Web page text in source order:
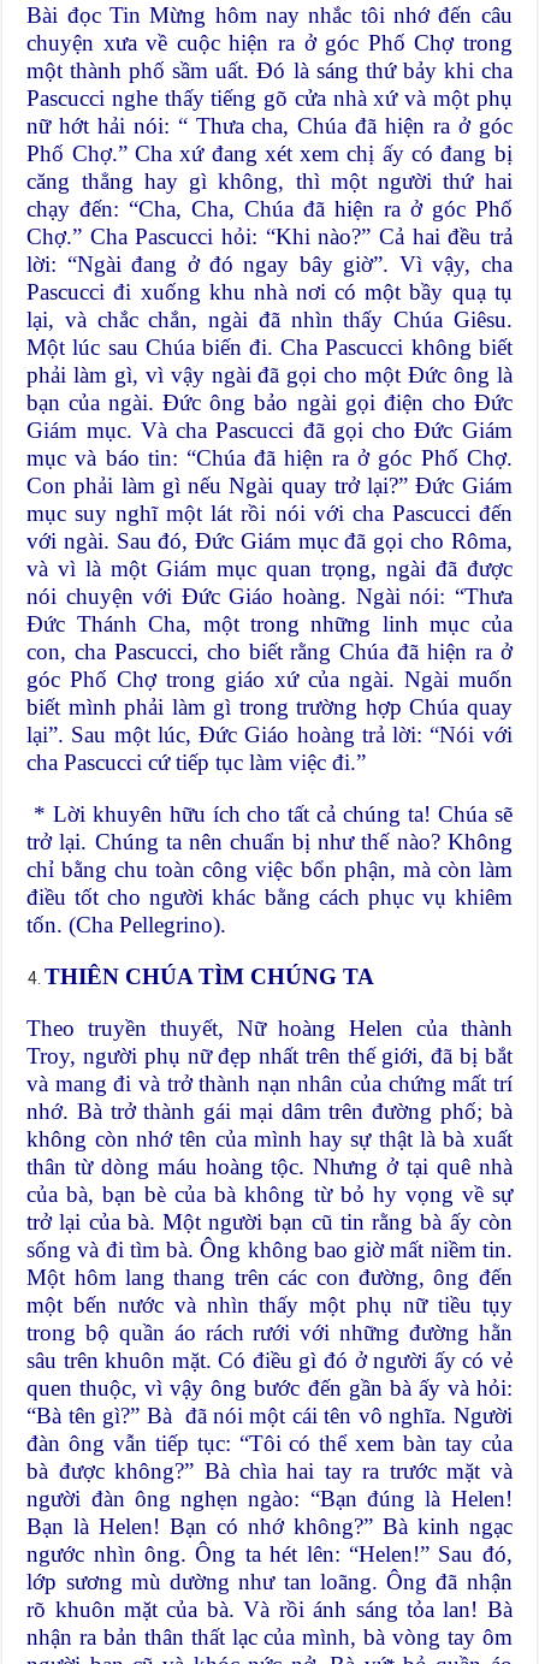
Bài đọc Tin Mừng hôm nay nhắc tôi nhớ đến câu
chuyện xưa về cuộc hiện ra ở góc Phố Chợ trong
một thành phố sầm uất. Đó là sáng thứ bảy khi cha
Pascucci nghe thấy tiếng gõ cửa nhà xứ và một phụ
nữ hớt hải nói: “ Thưa cha, Chúa đã hiện ra ở góc
Phố Chợ.” Cha xứ đang xét xem chị ấy có đang bị
căng thẳng hay gì không, thì một người thứ hai
chạy đến: “Cha, Cha, Chúa đã hiện ra ở góc Phố
Chợ.” Cha Pascucci hỏi: “Khi nào?” Cả hai đều trả
lời: “Ngài đang ở đó ngay bây giờ”. Vì vậy, cha
Pascucci đi xuống khu nhà nơi có một bầy quạ tụ
lại, và chắc chắn, ngài đã nhìn thấy Chúa Giêsu.
Một lúc sau Chúa biến đi. Cha Pascucci không biết
phải làm gì, vì vậy ngài đã gọi cho một Đức ông là
bạn của ngài. Đức ông bảo ngài gọi điện cho Đức
Giám mục. Và cha Pascucci đã gọi cho Đức Giám
mục và báo tin: “Chúa đã hiện ra ở góc Phố Chợ.
Con phải làm gì nếu Ngài quay trở lại?” Đức Giám
mục suy nghĩ một lát rồi nói với cha Pascucci đến
với ngài. Sau đó, Đức Giám mục đã gọi cho Rôma,
và vì là một Giám mục quan trọng, ngài đã được
nói chuyện với Đức Giáo hoàng. Ngài nói: “Thưa
Đức Thánh Cha, một trong những linh mục của
con, cha Pascucci, cho biết rằng Chúa đã hiện ra ở
góc Phố Chợ trong giáo xứ của ngài. Ngài muốn
biết mình phải làm gì trong trường hợp Chúa quay
lại”. Sau một lúc, Đức Giáo hoàng trả lời: “Nói với
cha Pascucci cứ tiếp tục làm việc đi.”
* Lời khuyên hữu ích cho tất cả chúng ta! Chúa sẽ
trở lại. Chúng ta nên chuẩn bị như thế nào? Không
chỉ bằng chu toàn công việc bổn phận, mà còn làm
điều tốt cho người khác bằng cách phục vụ khiêm
tốn. (Cha Pellegrino).
THIÊN CHÚA TÌM CHÚNG TA
Theo truyền thuyết, Nữ hoàng Helen của thành
Troy, người phụ nữ đẹp nhất trên thế giới, đã bị bắt
và mang đi và trở thành nạn nhân của chứng mất trí
nhớ. Bà trở thành gái mại dâm trên đường phố; bà
không còn nhớ tên của mình hay sự thật là bà xuất
thân từ dòng máu hoàng tộc. Nhưng ở tại quê nhà
của bà, bạn bè của bà không từ bỏ hy vọng về sự
trở lại của bà. Một người bạn cũ tin rằng bà ấy còn
sống và đi tìm bà. Ông không bao giờ mất niềm tin.
Một hôm lang thang trên các con đường, ông đến
một bến nước và nhìn thấy một phụ nữ tiều tụy
trong bộ quần áo rách rưới với những đường hằn
sâu trên khuôn mặt. Có điều gì đó ở người ấy có vẻ
quen thuộc, vì vậy ông bước đến gần bà ấy và hỏi:
“Bà tên gì?” Bà đã nói một cái tên vô nghĩa. Người
đàn ông vẫn tiếp tục: “Tôi có thể xem bàn tay của
bà được không?” Bà chìa hai tay ra trước mặt và
người đàn ông nghẹn ngào: “Bạn đúng là Helen!
Bạn là Helen! Bạn có nhớ không?” Bà kinh ngạc
ngước nhìn ông. Ông ta hét lên: “Helen!” Sau đó,
lớp sương mù dường như tan loãng. Ông đã nhận
rõ khuôn mặt của bà. Và rồi ánh sáng tỏa lan! Bà
nhận ra bản thân thất lạc của mình, bà vòng tay ôm